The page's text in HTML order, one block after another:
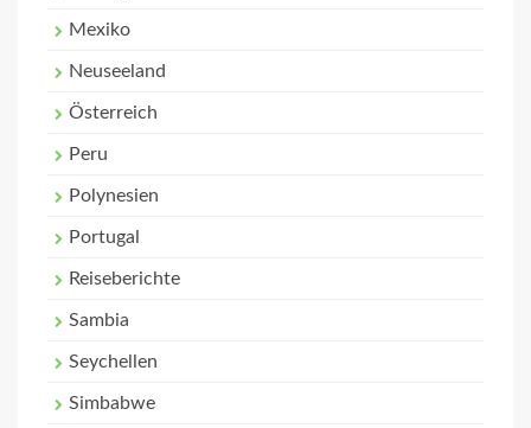
Mexiko
Neuseeland
Österreich
Peru
Polynesien
Portugal
Reiseberichte
Sambia
Seychellen
Simbabwe